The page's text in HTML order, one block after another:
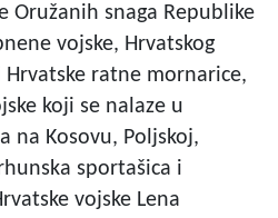
Oružanih snaga Republike
vojske, Hrvatskog
ratne mornarice,
koji se nalaze u
na Kosovu, Poljskoj,
sportašica i
vojske Lena